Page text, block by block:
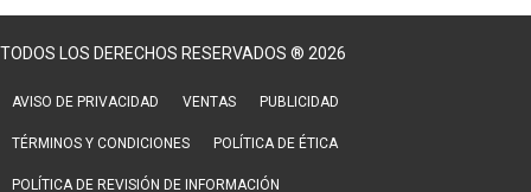
TODOS LOS DERECHOS RESERVADOS ® 2026
AVISO DE PRIVACIDAD VENTAS PUBLICIDAD
TÉRMINOS Y CONDICIONES POLÍTICA DE ÉTICA
POLÍTICA DE REVISIÓN DE INFORMACIÓN